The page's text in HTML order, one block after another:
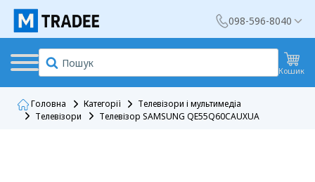
098-596-8040
Кошик
Головна Категорії
Телевізори і мультимедіа
Телевізори
Телевізор SAMSUNG QE55Q60CAUXUA